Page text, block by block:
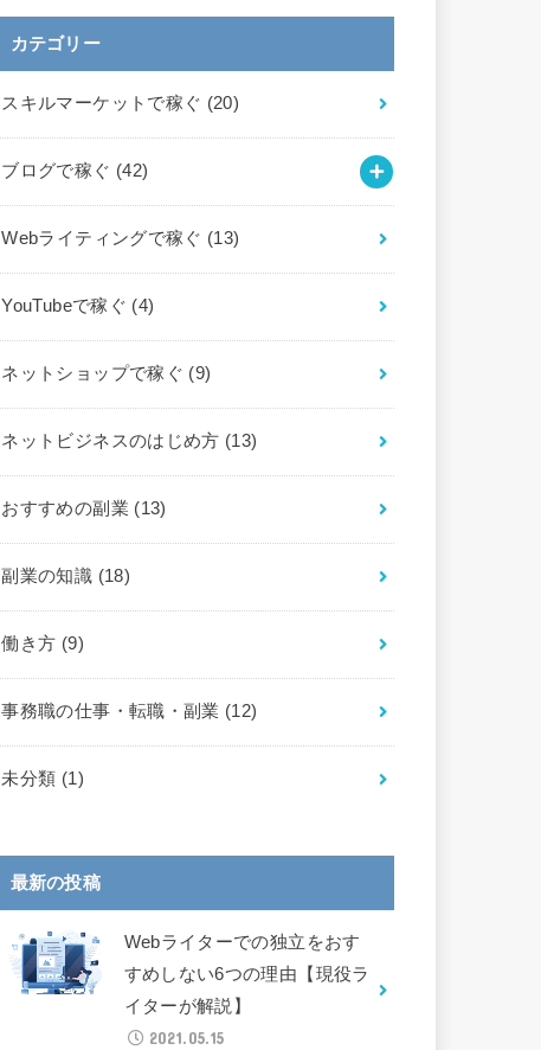
カテゴリー
スキルマーケットで稼ぐ (20)
ブログで稼ぐ (42)
Webライティングで稼ぐ (13)
YouTubeで稼ぐ (4)
ネットショップで稼ぐ (9)
ネットビジネスのはじめ方 (13)
おすすめの副業 (13)
副業の知識 (18)
働き方 (9)
事務職の仕事・転職・副業 (12)
未分類 (1)
最新の投稿
Webライターでの独立をおす
すめしない6つの理由【現役ラ
イターが解説】
2021.05.15